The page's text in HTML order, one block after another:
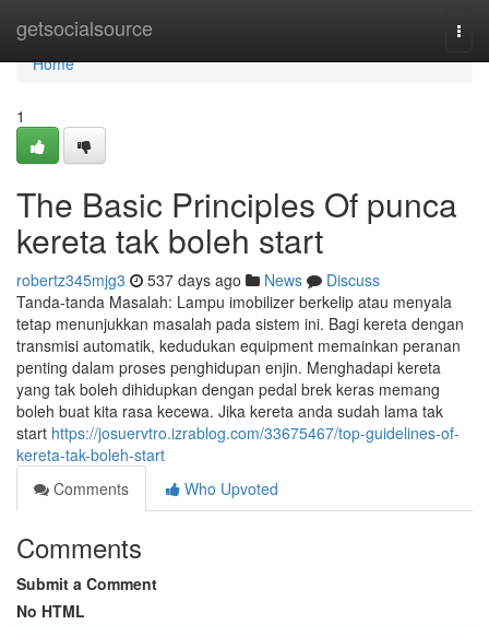
getsocialsource
Home
Home
1
The Basic Principles Of punca
kereta tak boleh start
robertz345mjg3 537 days ago News
Discuss
Tanda-tanda Masalah: Lampu imobilizer berkelip atau menyala
tetap menunjukkan masalah pada sistem ini. Bagi kereta dengan
transmisi automatik, kedudukan equipment memainkan peranan
penting dalam proses penghidupan enjin. Menghadapi kereta
yang tak boleh dihidupkan dengan pedal brek keras memang
boleh buat kita rasa kecewa. Jika kereta anda sudah lama tak
start https://josuervtro.izrablog.com/33675467/top-guidelines-of-
kereta-tak-boleh-start
Comments
Who Upvoted
Comments
Submit a Comment
No HTML